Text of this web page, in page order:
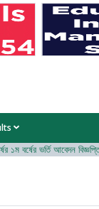
বর্ষের ভর্তি আবেদন বিজ্ঞপ্তি